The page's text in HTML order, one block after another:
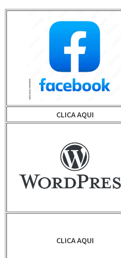
CLICA AQUI
CLICA AQUI